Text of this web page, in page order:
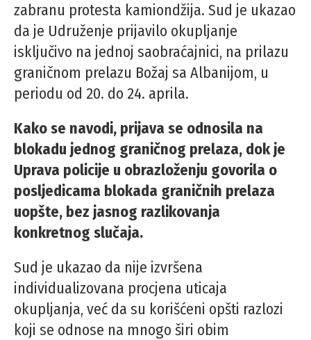
zabranu protesta kamiondžija. Sud je ukazao
da je Udruženje prijavilo okupljanje
isključivo na jednoj saobraćajnici, na prilazu
graničnom prelazu Božaj sa Albanijom, u
periodu od 20. do 24. aprila.
Kako se navodi, prijava se odnosila na
blokadu jednog graničnog prelaza, dok je
Uprava policije u obrazloženju govorila o
posljedicama blokada graničnih prelaza
uopšte, bez jasnog razlikovanja
konkretnog slučaja.
Sud je ukazao da nije izvršena
individualizovana procjena uticaja
okupljanja, već da su korišćeni opšti razlozi
koji se odnose na mnogo širi obim